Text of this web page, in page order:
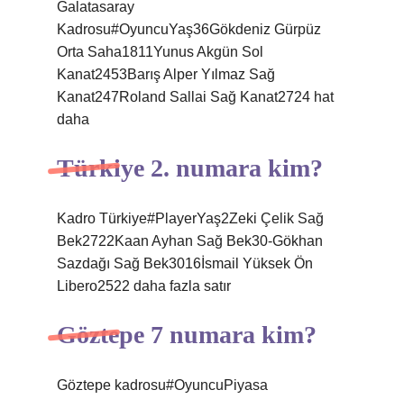
Galatasaray
Kadrosu#OyuncuYaş36Gökdeniz Gürpüz
Orta Saha1811Yunus Akgün Sol
Kanat2453Barış Alper Yılmaz Sağ
Kanat247Roland Sallai Sağ Kanat2724 hat
daha
Türkiye 2. numara kim?
Kadro Türkiye#PlayerYaş2Zeki Çelik Sağ
Bek2722Kaan Ayhan Sağ Bek30-Gökhan
Sazdağı Sağ Bek3016İsmail Yüksek Ön
Libero2522 daha fazla satır
Göztepe 7 numara kim?
Göztepe kadrosu#OyuncuPiyasa